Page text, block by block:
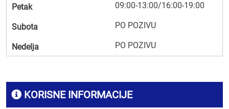
KORISNE INFORMACIJE
Petak 09:00-13:00/16:00-19:00
Subota PO POZIVU
Nedelja PO POZIVU